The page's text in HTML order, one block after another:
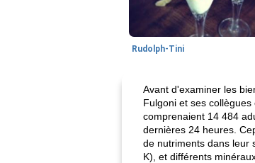
Rudolph-Tini
Avant d'examiner les
Fulgoni et ses
comprenaient 14 484
dernières 24 heures.
de nutriments dans leur
K), et différents